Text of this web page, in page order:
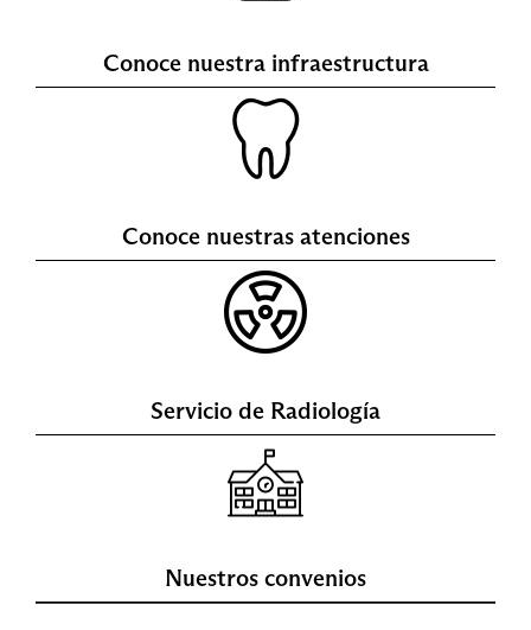
Conoce nuestra infraestructura
Conoce nuestras atenciones
Servicio de Radiología
Nuestros convenios